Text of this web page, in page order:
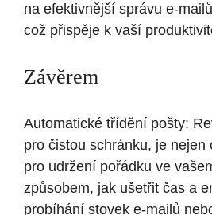
na efektivnější správu e-
což přispěje k vaší
Závěrem
Automatické třídění pošty:
pro čistou schránku, je nejen
pro udržení pořádku ve
způsobem, jak ušetřit čas a
probíhání stovek e-mailů